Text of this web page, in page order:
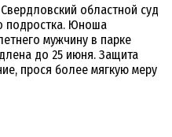
областной суд
подростка. Юноша
мужчину в парке
до 25 июня. Защита
прося более мягкую меру